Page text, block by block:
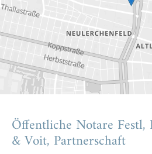
Öffentliche Notare Festl,
& Voit, Partnerschaft